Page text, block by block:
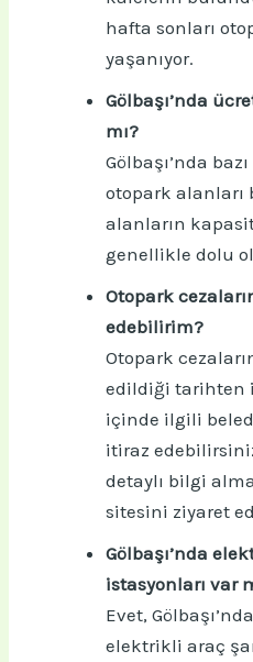
hafta sonları
yaşanıyor.
Gölbaşı’nda
mı?
Gölbaşı’nda
otopark alanları
alanların
genellikle dolu
Otopark
edebilirim?
Otopark
edildiği tarihten
içinde ilgili
itiraz
detaylı bilgi
sitesini ziyaret
Gölbaşı’nda
istasyonları var
Evet,
elektrikli araç